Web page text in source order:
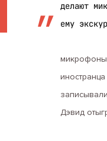
делают
ему
Дэвид